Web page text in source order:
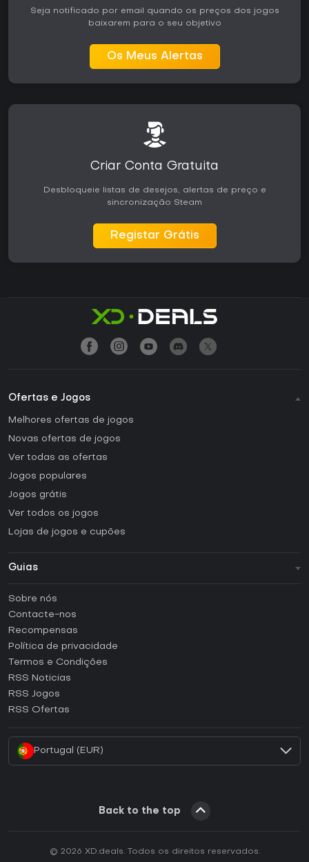
Seja notificado por email quando os preços dos jogos
baixarem para o seu objetivo
Os Meus Alertas
Criar Conta Gratuita
Desbloqueie listas de desejos, alertas de preço e
sincronização Steam
Registar Grátis
Ofertas e Jogos
Melhores ofertas de jogos
Novas ofertas de jogos
Ver todas as ofertas
Jogos populares
Jogos grátis
Ver todos os jogos
Lojas de jogos e cupões
Guias
Como ativar uma CD Key Steam?
Como ativar uma CD Key Epic Games?
Como ativar uma CD Key GOG?
Como ativar uma CD Key Ubisoft Connect?
Sobre nós
Contacte-nos
Recompensas
Política de privacidade
Termos e Condições
RSS Noticias
RSS Jogos
RSS Ofertas
Portugal (EUR)
Back to the top
© 2026 XD.deals. Todos os direitos reservados.